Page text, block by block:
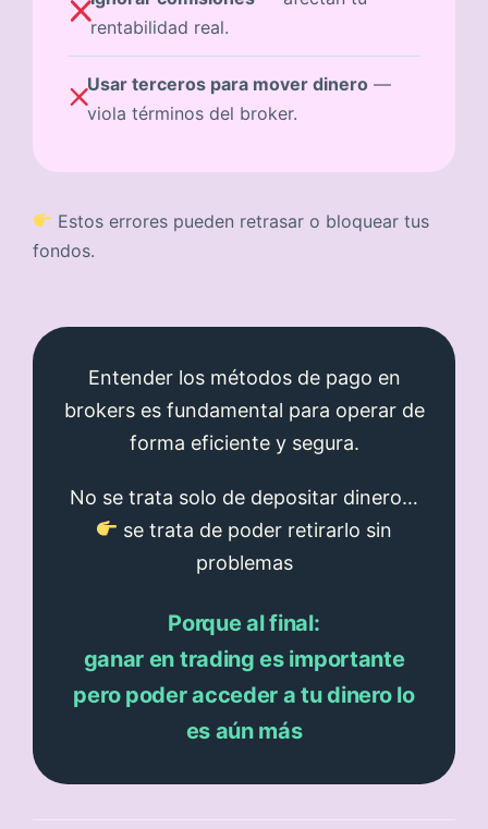
rentabilidad real.
Usar terceros para mover dinero—
viola términos del broker.
Estos errores pueden retrasar o bloquear tus
fondos.
Entender los métodos de pago en
brokers es fundamental para operar de
forma eficiente y segura.
No se trata solo de depositar dinero…
se trata de poder retirarlo sin
problemas
Porque al final:
ganar en trading es importante
pero poder acceder a tu dinero lo
es aún más